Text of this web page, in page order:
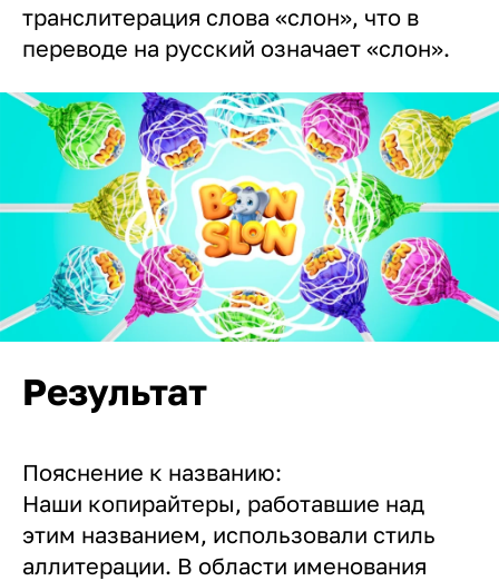
транслитерация слова «слон», что в
переводе на русский означает «слон».
Результат
Пояснение к названию:
Наши копирайтеры, работавшие над
этим названием, использовали стиль
аллитерации. В области именования